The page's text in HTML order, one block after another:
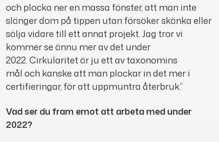
och plocka ner en massa fönster, att man inte
slänger dom på tippen utan försöker skänka eller
sälja vidare till ett annat projekt. Jag tror vi
kommer se ännu mer av det under
2022. Cirkularitet är ju ett av taxonomins
mål och kanske att man plockar in det mer i
certifieringar, för att uppmuntra återbruk.”
Vad ser du fram emot att arbeta med under
2022?